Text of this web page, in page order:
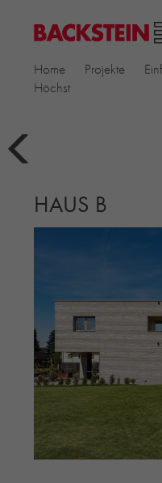
ÖFFENTLICHE
ALLGEMEINE
PETERSEN TEGL
RECYCLING-
RE-USE-ZIEGEL
RE-USE-MÖRTEL
Home Projekte
Höchst
HAUS B